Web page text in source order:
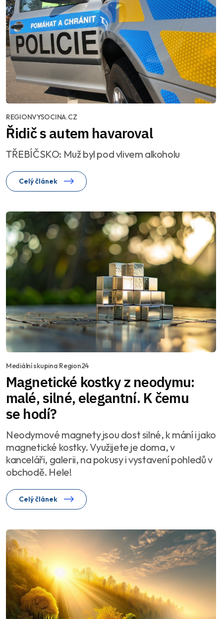
REGIONVYSOCINA.CZ
Řidič s autem havaroval
TŘEBÍČSKO: Muž byl pod vlivem alkoholu
Celý článek
Mediální skupina Region24
Magnetické kostky z neodymu:
malé, silné, elegantní. K čemu
se hodí?
Neodymové magnety jsou dost silné, k mání i jako
magnetické kostky. Využijete je doma, v
kanceláři, galerii, na pokusy i vystavení pohledů v
obchodě. Hele!
Celý článek